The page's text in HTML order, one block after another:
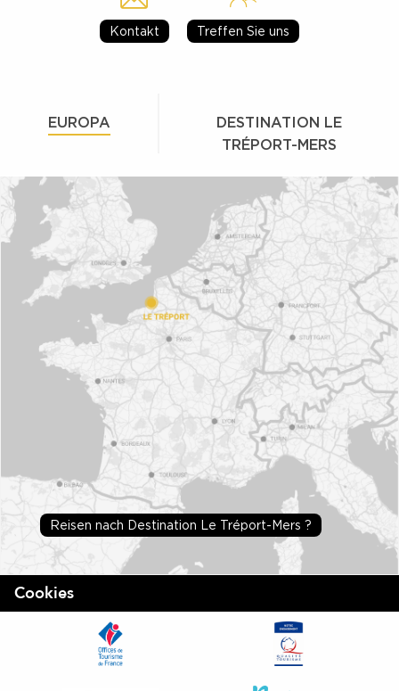
Kontakt Treffen Sie uns
EUROPA
DESTINATION LE
TRÉPORT-MERS
Reisen nach Destination Le Tréport-Mers ?
Cookies